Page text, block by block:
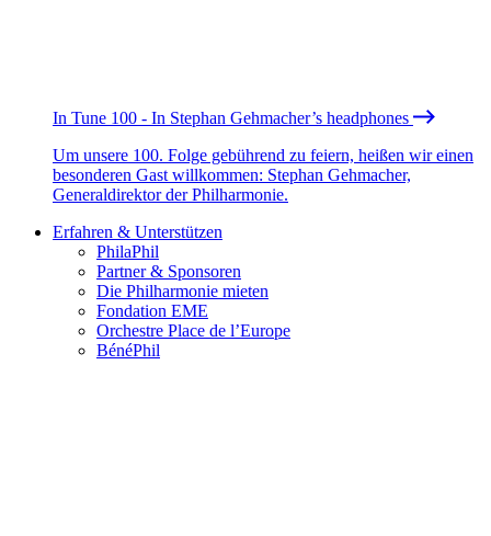
In Tune 100 - In Stephan Gehmacher’s headphones
Um unsere 100. Folge gebührend zu feiern, heißen wir einen
besonderen Gast willkommen: Stephan Gehmacher,
Generaldirektor der Philharmonie.
Erfahren & Unterstützen
PhilaPhil
Partner & Sponsoren
Die Philharmonie mieten
Fondation EME
Orchestre Place de l’Europe
BénéPhil